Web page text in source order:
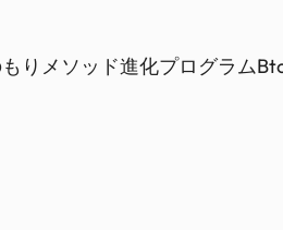
りメソッド進化プログラム